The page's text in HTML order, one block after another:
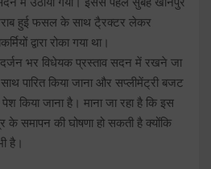
हुई फसल के साथ टै्रक्टर लेकर
द्वारा रोका गया था।
भर विधेयक प्रस्ताव सदन में रखने जा
पारित किया जाना और सप्लीमेंट्री बजट
किया जाना है। माना जा रहा है कि इस
समापन की घोषणा हो सकती है क्योंकि
है।